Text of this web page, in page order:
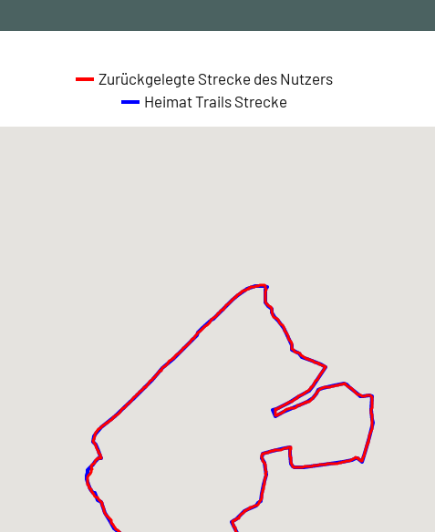
Zurückgelegte Strecke des Nutzers
Heimat Trails Strecke